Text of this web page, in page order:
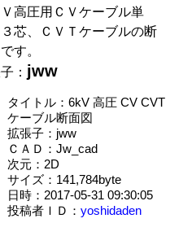
Ｖ高圧用ＣＶケーブル単
芯、ＣＶＴケーブルの断
す。
： jww
タイトル：6kV 高圧 CV CVT
ケーブル断面図
拡張子：jww
ＣＡＤ：Jw_cad
次元：2D
サイズ：141,784byte
日時：2017-05-31 09:30:05
投稿者ＩＤ： yoshidaden